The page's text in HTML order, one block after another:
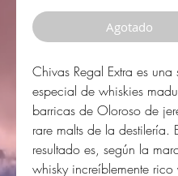
Agotado
Chivas Regal Extra es una
especial de whiskies
barricas de Oloroso de
rare malts de la destilería.
resultado es, según la
whisky increíblemente rico